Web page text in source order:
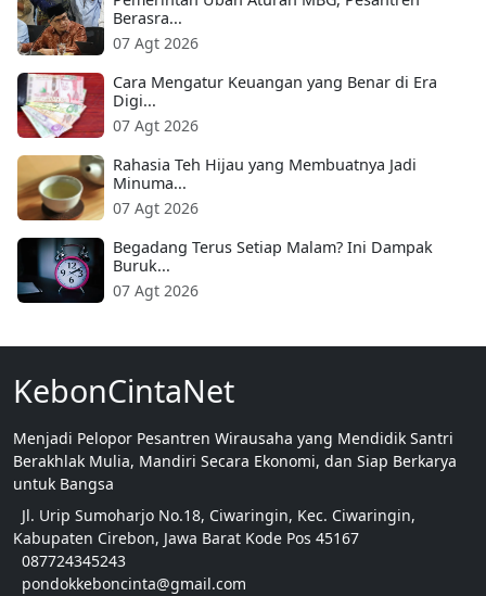
Berasra...
07 Agt 2026
Cara Mengatur Keuangan yang Benar di Era
Digi...
07 Agt 2026
Rahasia Teh Hijau yang Membuatnya Jadi
Minuma...
07 Agt 2026
Begadang Terus Setiap Malam? Ini Dampak
Buruk...
07 Agt 2026
KebonCintaNet
Menjadi Pelopor Pesantren Wirausaha yang Mendidik Santri
Berakhlak Mulia, Mandiri Secara Ekonomi, dan Siap Berkarya
untuk Bangsa
Jl. Urip Sumoharjo No.18, Ciwaringin, Kec. Ciwaringin,
Kabupaten Cirebon, Jawa Barat Kode Pos 45167
087724345243
pondokkeboncinta@gmail.com